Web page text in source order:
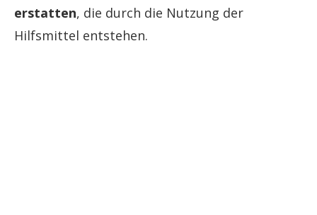
erstatten, die durch die Nutzung der
Hilfsmittel entstehen.